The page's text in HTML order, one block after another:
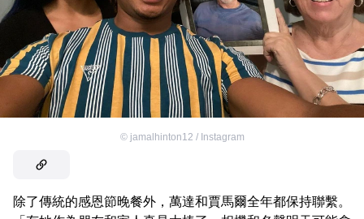
© jamalhinton12 / Instagram
除了傳統的感恩節晚餐外，萬達和賈馬爾全年都保持聯繫。